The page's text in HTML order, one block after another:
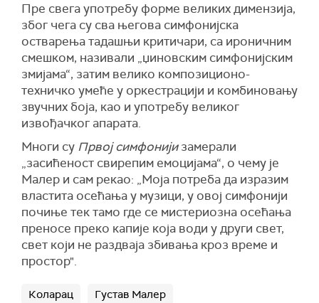
Пре свега употребу форме великих димензија,
због чега су сва његова симфонијска
остварења тадашњи критичари, са ироничним
смешком, називали „џиновским симфонијским
змијама“, затим велико композиционо-
техничко умеће у оркестрацији и комбиновању
звучних боја, као и употребу великог
извођачког апарата.
Многи су Првој симфонијизамерали
„засићеност свирепим емоцијама“, о чему је
Малер и сам рекао: „Моја потреба да изразим
властита осећања у музици, у овој симфонији
почиње тек тамо где се мистериозна осећања
преносе преко капије која води у други свет,
свет који не раздваја збивања кроз време и
простор".
Коларац Густав Малер